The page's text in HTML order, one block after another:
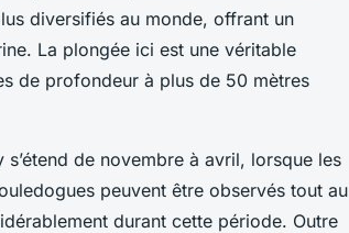
diversifiés au monde, offrant un
La plongée ici est une véritable
de profondeur à plus de 50 mètres
de novembre à avril, lorsque les
peuvent être observés tout au
durant cette période. Outre